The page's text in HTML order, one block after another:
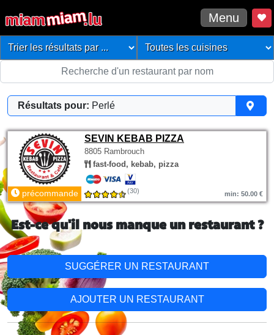
Menu
Résultats pour: Perlé
SEVIN KEBAB PIZZA
8805 Rambrouch
fast-food, kebab, pizza
précommande (30) min: 50.00 €
Est-ce qu'il nous manque un restaurant ?
SUGGÉRER UN RESTAURANT
AJOUTER UN RESTAURANT